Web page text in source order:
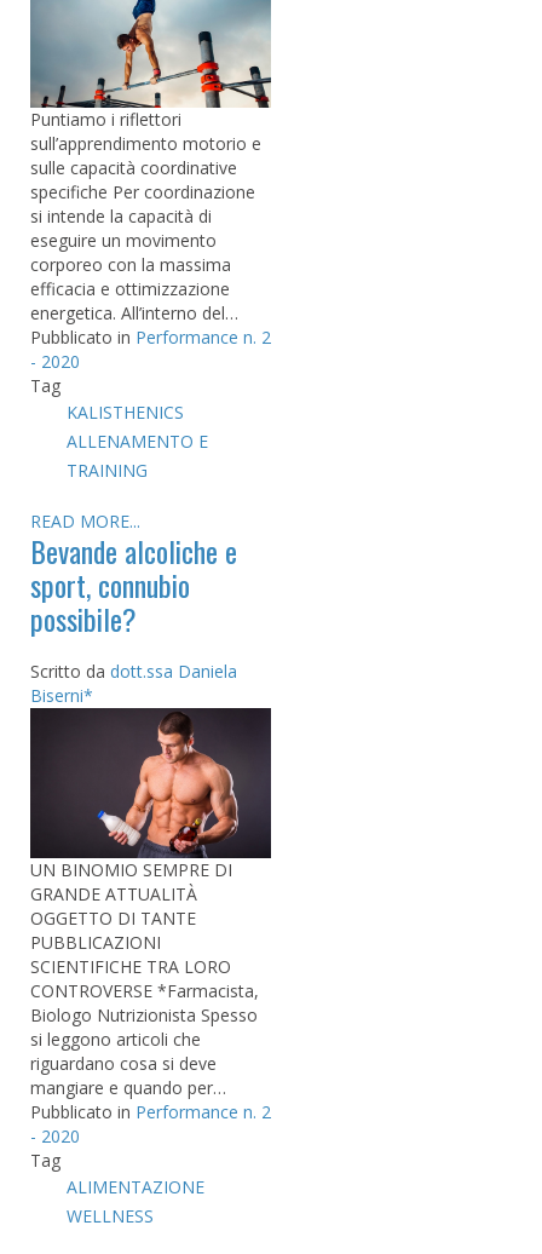
Puntiamo i riflettori
sull’apprendimento motorio e
sulle capacità coordinative
specifiche Per coordinazione
si intende la capacità di
eseguire un movimento
corporeo con la massima
efficacia e ottimizzazione
energetica. All’interno del…
Pubblicato in Performance n. 2
- 2020
Tag
KALISTHENICS
ALLENAMENTO E
TRAINING
READ MORE...
Bevande alcoliche e
sport, connubio
possibile?
Scritto da dott.ssa Daniela
Biserni*
UN BINOMIO SEMPRE DI
GRANDE ATTUALITÀ
OGGETTO DI TANTE
PUBBLICAZIONI
SCIENTIFICHE TRA LORO
CONTROVERSE *Farmacista,
Biologo Nutrizionista Spesso
si leggono articoli che
riguardano cosa si deve
mangiare e quando per…
Pubblicato in Performance n. 2
- 2020
Tag
ALIMENTAZIONE
WELLNESS